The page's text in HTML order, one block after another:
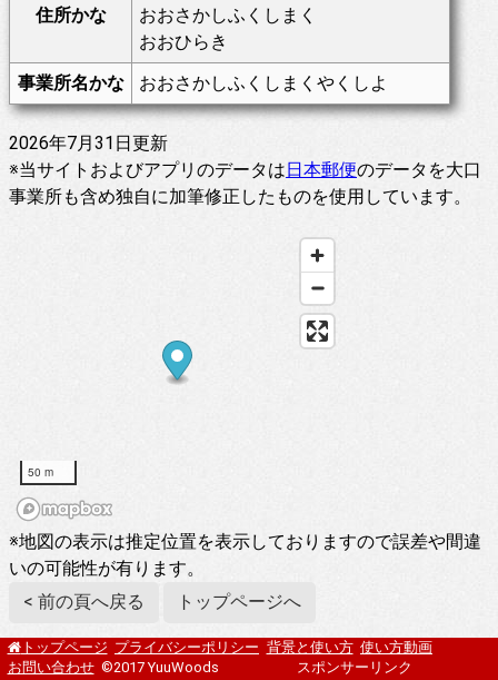
住所かな
おおさかしふくしまく
おおひらき
事業所名かな
おおさかしふくしまくやくしよ
2026年7月31日更新
※当サイトおよびアプリのデータは日本郵便のデータを大口
事業所も含め独自に加筆修正したものを使用しています。
50 m
※地図の表示は推定位置を表示しておりますので誤差や間違
いの可能性が有ります。
< 前の頁へ戻る
トップページへ
トップページ プライバシーポリシー 背景と使い方 使い方動画
お問い合わせ ©2017 YuuWoods スポンサーリンク